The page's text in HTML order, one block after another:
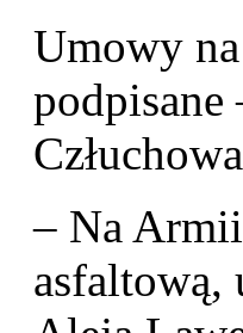
Umowy
– Na
asfaltową,